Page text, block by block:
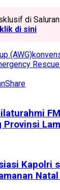
di
klik di sini
(AWG)
Share
Provinsi
Kapolri